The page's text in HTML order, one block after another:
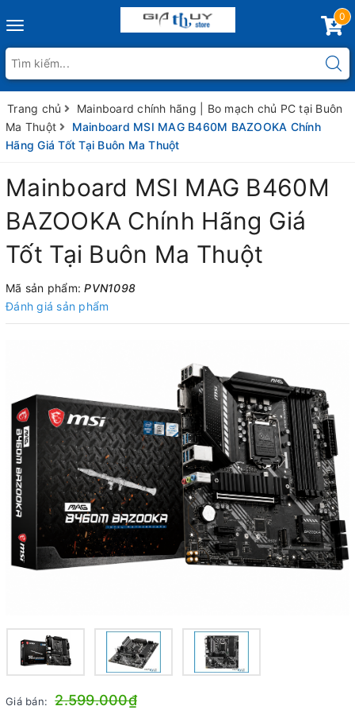
Toggle
0
Trang chủ
Mainboard chính hãng | Bo mạch chủ PC tại Buôn
Ma Thuột
Mainboard MSI MAG B460M BAZOOKA Chính
Hãng Giá Tốt Tại Buôn Ma Thuột
Mainboard MSI MAG B460M
BAZOOKA Chính Hãng Giá
Tốt Tại Buôn Ma Thuột
Mã sản phẩm:PVN1098
Đánh giá sản phẩm
Giá bán: 2.599.000₫